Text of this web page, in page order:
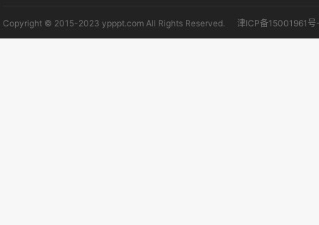
Copyright © 2015-2023 ypppt.com All Rights Reserved. 津ICP备15001961号